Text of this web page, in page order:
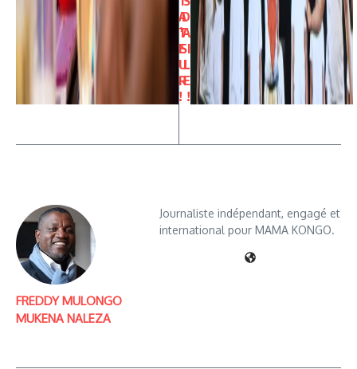
A
T
E
U
R
!
D
’A
SI
L
E
!
FREDDY MULONGO
MUKENA NALEZA
Journaliste indépendant, engagé et
international pour MAMA KONGO.